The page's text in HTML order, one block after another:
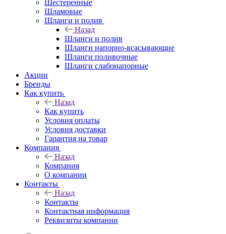
Шестеренные
Шламовые
Шланги и полив
Назад
Шланги и полив
Шланги напорно-всасывающие
Шланги поливочные
Шланги слабонапорные
Акции
Бренды
Как купить
Назад
Как купить
Условия оплаты
Условия доставки
Гарантия на товар
Компания
Назад
Компания
О компании
Контакты
Назад
Контакты
Контактная информация
Реквизиты компании